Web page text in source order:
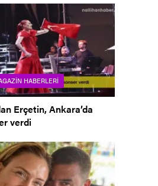
HABERLERI
Ankara’da
verdi